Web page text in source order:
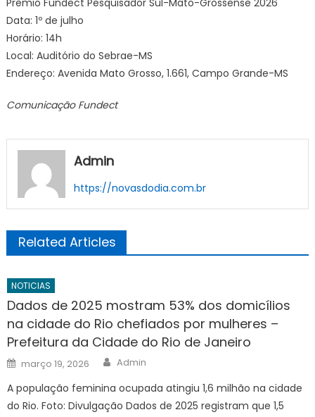
Prêmio Fundect Pesquisador Sul-Mato-Grossense 2026
Data: 1º de julho
Horário: 14h
Local: Auditório do Sebrae-MS
Endereço: Avenida Mato Grosso, 1.661, Campo Grande-MS
Comunicação Fundect
Admin
https://novasdodia.com.br
Related Articles
NOTICIAS
Dados de 2025 mostram 53% dos domicílios
na cidade do Rio chefiados por mulheres –
Prefeitura da Cidade do Rio de Janeiro
Posted
on
março 19, 2026 Author
Admin
A população feminina ocupada atingiu 1,6 milhão na cidade
do Rio. Foto: Divulgação Dados de 2025 registram que 1,5